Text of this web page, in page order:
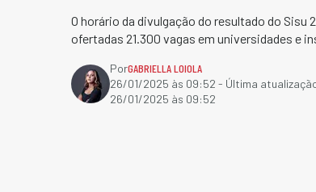
O horário da divulgação do resultado do Sisu
ofertadas 21.300 vagas em universidades e
PorGABRIELLA LOIOLA
26/01/2025 às 09:52 - Última
26/01/2025 às 09:52